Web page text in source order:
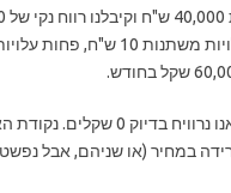
די ברור שיש לנו כאן נקודת איזון.
במחיר (או שניהם, אבל